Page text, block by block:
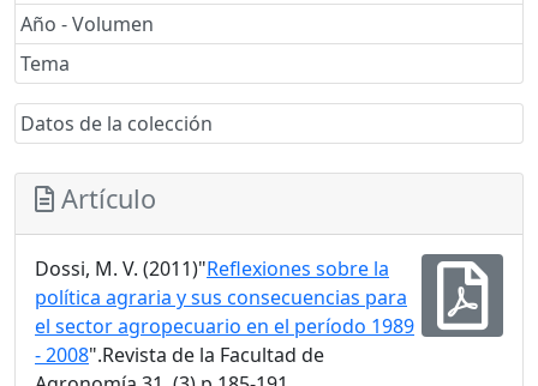
Año - Volumen
Tema
Datos de la colección
Artículo
Dossi, M. V. (2011)"Reflexiones sobre la
política agraria y sus consecuencias para
el sector agropecuario en el período 1989
- 2008".Revista de la Facultad de